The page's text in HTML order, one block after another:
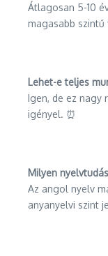
Átlagosan 5-10
magasabb szintű
Lehet-e teljes
Igen, de ez
igényel. ⏰
Milyen
Az angol nyelv
anyanyelvi szint